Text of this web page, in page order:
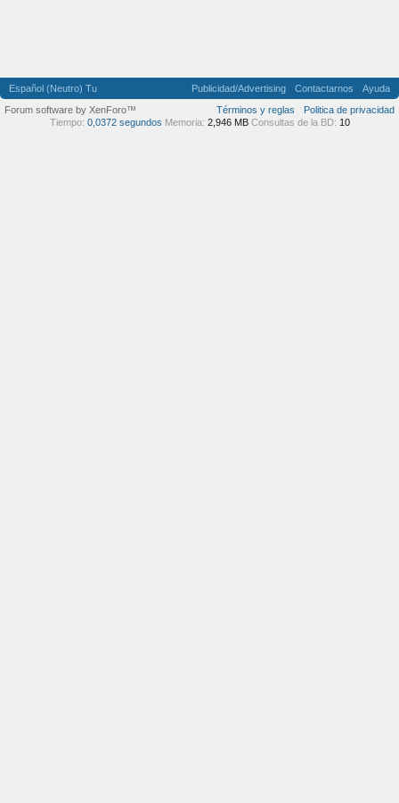
Español (Neutro) Tu Publicidad/Advertising Contactarnos
Ayuda
Términos y reglas
Politica de privacidad
Forum software by XenForo™
Tiempo: 0,0372 segundos Memoria: 2,946 MB Consultas de la BD: 10